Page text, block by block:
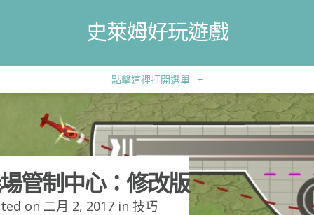
史萊姆好玩遊戲
點擊這裡打開選單 +
管制中心：修改版
on 二月 2, 2017 in 技巧